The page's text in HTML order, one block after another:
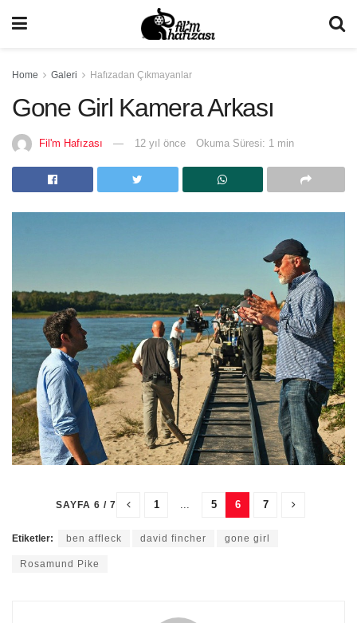
Home Galeri Hafızadan Çıkmayanlar
Gone Girl Kamera Arkası
Fil'm Hafızası 12 yıl önce Okuma Süresi: 1 min
SAYFA 6 / 7 1 5 6 7
Etiketler: ben affleck david fincher gone girl
Rosamund Pike